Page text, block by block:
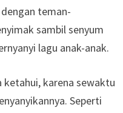
teman-
sambil senyum
lagu anak-anak.
ketahui, karena sewaktu
Seperti